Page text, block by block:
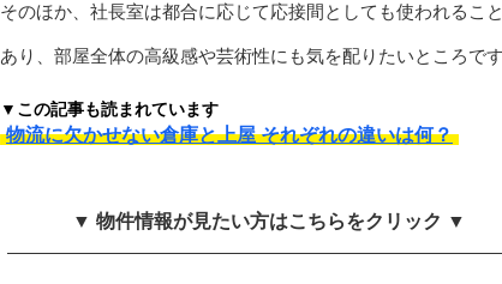
そのほか、社長室は都合に応じて応接間としても使われるこ
あり、部屋全体の高級感や芸術性にも気を配りたいところです
▼この記事も読まれています
物流に欠かせない倉庫と上屋 それぞれの違いは何？
▼ 物件情報が見たい方はこちらをクリック ▼